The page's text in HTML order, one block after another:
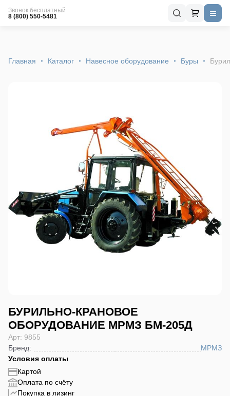
Звонок бесплатный
8 (800) 550-5481
Главная Каталог Навесное оборудование Буры
БУРИЛЬНО-КРАНОВОЕ
ОБОРУДОВАНИЕ МРМЗ БМ-205Д
Арт: 9855
Бренд:
МРМЗ
Условия оплаты
Картой
Оплата по счёту
Покупка в лизинг